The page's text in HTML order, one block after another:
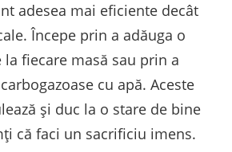
adesea mai eficiente decât
Începe prin a adăuga o
fiecare masă sau prin a
cu apă. Aceste
și duc la o stare de bine
că faci un sacrificiu imens.